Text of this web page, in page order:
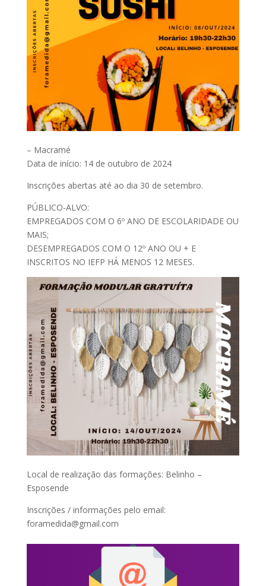
– Macramé
Data de início: 14 de outubro de 2024
Inscrições abertas até ao dia 30 de setembro.
PÚBLICO-ALVO:
EMPREGADOS COM O 6º ANO DE ESCOLARIDADE OU
MAIS;
DESEMPREGADOS COM O 12º ANO OU + E
INSCRITOS NO IEFP HÁ MENOS 12 MESES.
Local de realização das formações: Belinho –
Esposende
Inscrições / informações pelo email:
foramedida@gmail.com